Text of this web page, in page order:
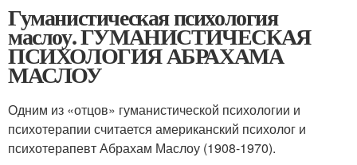
Гуманистическая психология
маслоу. ГУМАНИСТИЧЕСКАЯ
ПСИХОЛОГИЯ АБРАХАМА
МАСЛОУ
Одним из «отцов» гуманистической психологии и
психотерапии считается американский психолог и
психотерапевт Абрахам Маслоу (1908-1970).